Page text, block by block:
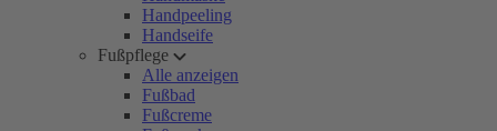
Handpeeling
Handseife
Fußpflege
Alle anzeigen
Fußbad
Fußcreme